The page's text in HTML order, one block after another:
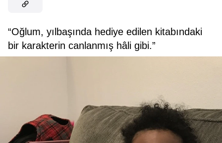
“Oğlum, yılbaşında hediye edilen kitabındaki
bir karakterin canlanmış hâli gibi.”